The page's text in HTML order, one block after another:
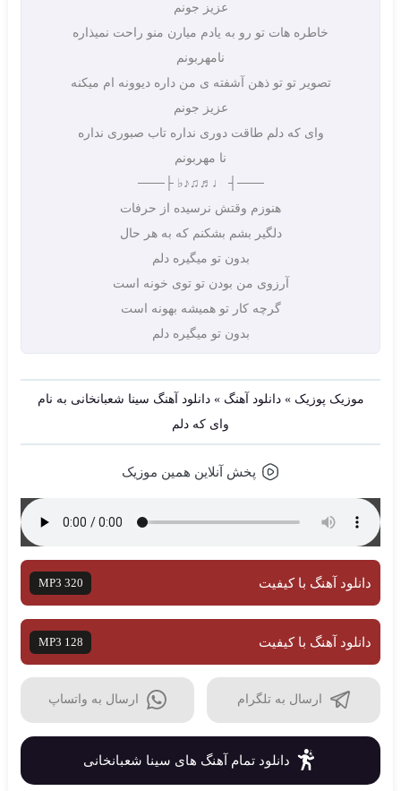
عزیز جونم
خاطره هات تو رو به یادم میارن منو راحت نمیذاره
نامهربونم
تصویر تو تو ذهن آشفته ی من داره دیوونه ام میکنه
عزیز جونم
وای که دلم طاقت دوری نداره تاب صبوری نداره
نا مهربونم
───┤ ♩♬♫♪♭ ├───
هنوزم وقتش نرسیده از حرفات
دلگیر بشم بشکنم که به هر حال
بدون تو میگیره دلم
آرزوی من بودن تو توی خونه است
گرچه کار تو همیشه بهونه است
بدون تو میگیره دلم
موزیک پوزیک »دانلود آهنگ »دانلود آهنگ سینا شعبانخانی به نام
وای که دلم
پخش آنلاین همین موزیک
دانلود آهنگ با کیفیت MP3 320
دانلود آهنگ با کیفیت MP3 128
ارسال به تلگرام ارسال به واتساپ
دانلود تمام آهنگ های سینا شعبانخانی